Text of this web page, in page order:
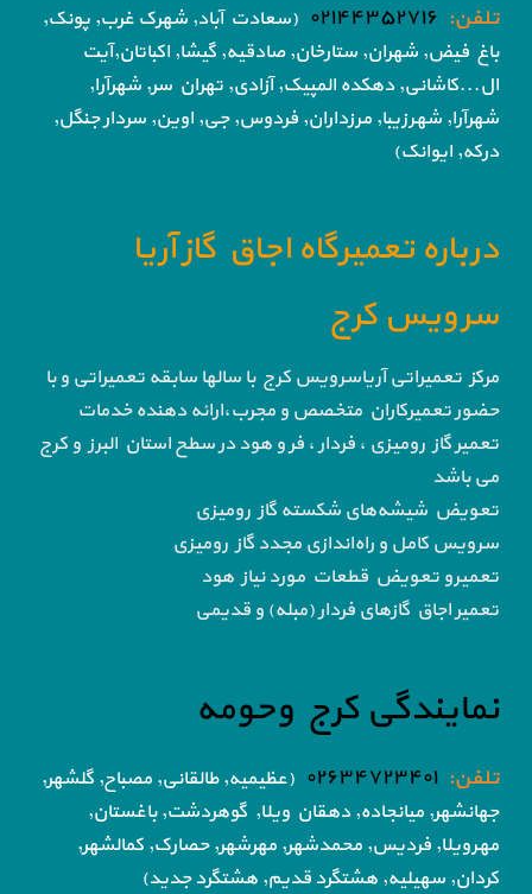
تلفن: ۰۲۱۴۴۳۵۲۷۱۶ (سعادت آباد, شهرک غرب, پونک,
باغ فیض, شهران, ستارخان, صادقیه, گیشا, اکباتان,آیت
ال...کاشانی, دهکده المپیک, آزادی, تهران سر, شهرآرا,
شهرآرا, شهرزیبا, مرزداران, فردوس, جی, اوین, سردار جنگل,
درکه, ایوانک)
درباره تعمیرگاه اجاق گاز آریا
سرویس کرج
مرکز تعمیراتی آریاسرویس کرج با سالها سابقه تعمیراتی و با
حضور تعمیرکاران متخصص و مجرب،ارائه دهنده خدمات
تعمیر گاز رومیزی ، فردار ، فر و هود در سطح استان البرز و کرج
می باشد
تعویض شیشه‌های شکسته گاز رومیزی
سرویس کامل و راه‌اندازی مجدد گاز رومیزی
تعمیرو تعویض قطعات مورد نیاز هود
تعمیر اجاق گاز‌های فردار (مبله) و قدیمی
نمایندگی کرج وحومه
تلفن: ۰۲۶۳۴۷۲۳۴۰۱
(عظیمیه, طالقانی, مصباح, گلشهر,
جهانشهر, میانجاده, دهقان ویلا, گوهردشت, باغستان,
مهرویلا, فردیس, محمدشهر, مهرشهر, حصارک, کمالشهر,
کردان, سهیلیه, هشتگرد قدیم, هشتگرد جدید)